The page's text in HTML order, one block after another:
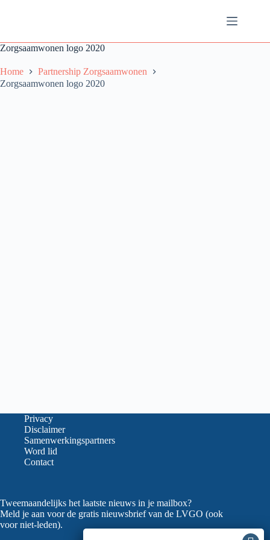
Zorgsaamwonen logo 2020
Home
Partnership Zorgsaamwonen
Zorgsaamwonen logo 2020
Privacy
Disclaimer
Samenwerkingspartners
Word lid
Contact
Tweemaandelijks het laatste nieuws in je mailbox?
Meld je aan voor de gratis nieuwsbrief van de LVGO (ook
voor niet-leden).